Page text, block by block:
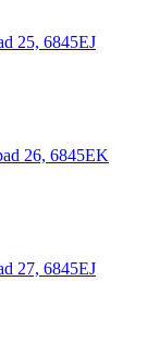
25, 6845EJ
26, 6845EK
27, 6845EJ